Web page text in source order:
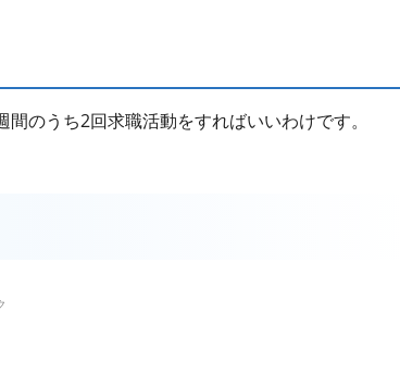
間のうち2回求職活動をすればいいわけです。